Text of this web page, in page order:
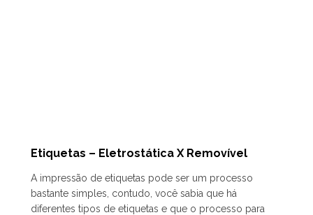
Etiquetas – Eletrostática X Removível
A impressão de etiquetas pode ser um processo
bastante simples, contudo, você sabia que há
diferentes tipos de etiquetas e que o processo para